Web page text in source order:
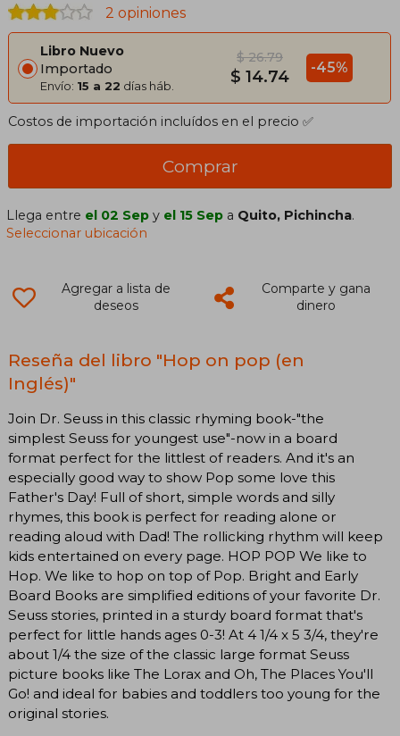
2 opiniones
Libro Nuevo
Importado
Envío: 15 a 22 días háb.
$ 26.79
$ 14.74 -45%
Costos de importación incluídos en el precio ✅
Comprar
Llega entre el 02 Sep y el 15 Sep a Quito, Pichincha.
Seleccionar ubicación
Agregar a lista de
deseos
Comparte y gana
dinero
Reseña del libro "Hop on pop (en
Inglés)"
Join Dr. Seuss in this classic rhyming book-"the
simplest Seuss for youngest use"-now in a board
format perfect for the littlest of readers. And it's an
especially good way to show Pop some love this
Father's Day! Full of short, simple words and silly
rhymes, this book is perfect for reading alone or
reading aloud with Dad! The rollicking rhythm will keep
kids entertained on every page. HOP POP We like to
Hop. We like to hop on top of Pop. Bright and Early
Board Books are simplified editions of your favorite Dr.
Seuss stories, printed in a sturdy board format that's
perfect for little hands ages 0-3! At 4 1/4 x 5 3/4, they're
about 1/4 the size of the classic large format Seuss
picture books like The Lorax and Oh, The Places You'll
Go! and ideal for babies and toddlers too young for the
original stories.